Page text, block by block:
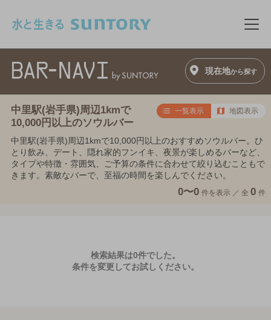
メ
現在地から探す
中里駅(岩手県)周辺1kmで
10,000円以上のソウルバー
一覧表示 地図表示
中里駅(岩手県)周辺1kmで10,000円以上のおすすめソウルバー。ひ
とり飲み、デート、隠れ家的フンイキ、夜景が楽しめるバーなど、
タイプや特徴・雰囲気、ご予算の条件に合わせて絞り込むこともで
きます。素敵なバーで、至福の時間を楽しんでください。
0〜0 件を表示 ／ 全 0 件
検索結果は0件でした。
条件を変更してお試しください。